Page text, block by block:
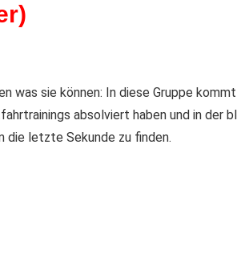
was sie können: In diese Gruppe
absolviert haben und in der
die letzte Sekunde zu finden.